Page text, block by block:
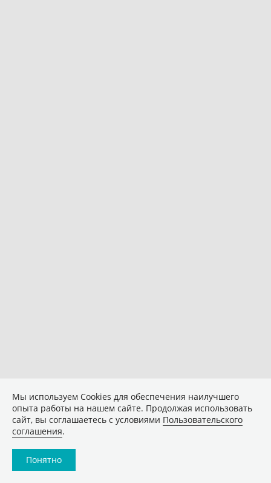
Мы используем Сookies для обеспечения наилучшего
опыта работы на нашем сайте. Продолжая использовать
сайт, вы соглашаетесь с условиями Пользовательского
соглашения.
Понятно